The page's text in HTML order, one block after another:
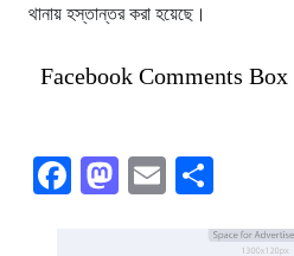
থানায় হস্তান্তর করা হয়েছে।
Facebook Comments Box
Facebook
Mastodon
Email